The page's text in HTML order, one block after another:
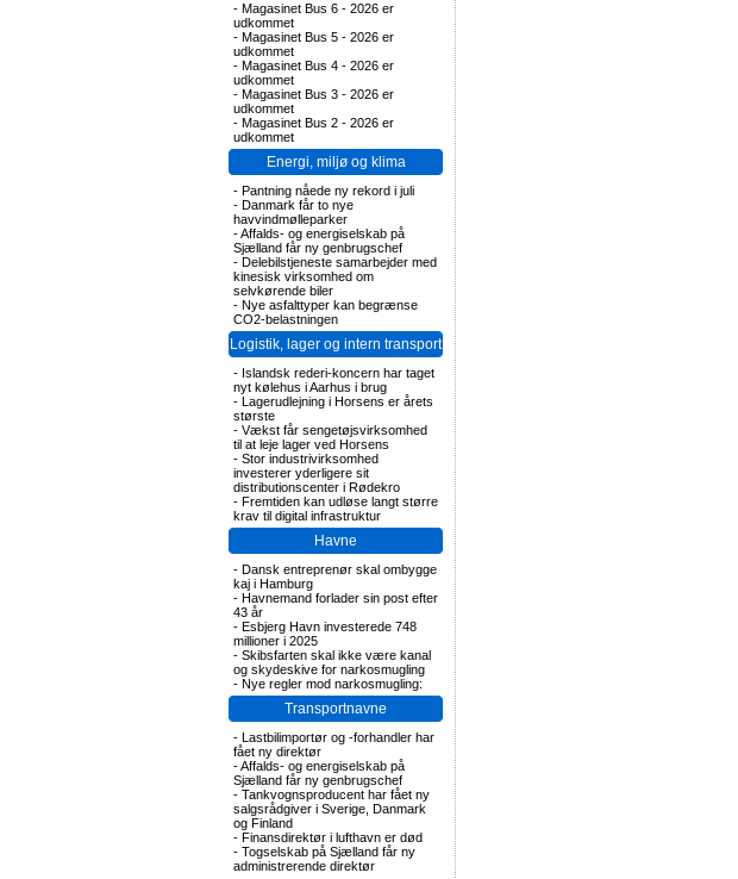
- Magasinet Bus 6 - 2026 er
udkommet
- Magasinet Bus 5 - 2026 er
udkommet
- Magasinet Bus 4 - 2026 er
udkommet
- Magasinet Bus 3 - 2026 er
udkommet
- Magasinet Bus 2 - 2026 er
udkommet
Energi, miljø og klima
- Pantning nåede ny rekord i juli
- Danmark får to nye
havvindmølleparker
-Affalds- og energiselskab på
Sjælland får ny genbrugschef
- Delebilstjeneste samarbejder med
kinesisk virksomhed om
selvkørende biler
- Nye asfalttyper kan begrænse
CO2-belastningen
Logistik, lager og intern transport
- Islandsk rederi-koncern har taget
nyt kølehus i Aarhus i brug
- Lagerudlejning i Horsens er årets
største
- Vækst får sengetøjsvirksomhed
til at leje lager ved Horsens
- Stor industrivirksomhed
investerer yderligere sit
distributionscenter i Rødekro
- Fremtiden kan udløse langt større
krav til digital infrastruktur
Havne
- Dansk entreprenør skal ombygge
kaj i Hamburg
- Havnemand forlader sin post efter
43 år
- Esbjerg Havn investerede 748
millioner i 2025
- Skibsfarten skal ikke være kanal
og skydeskive for narkosmugling
- Nye regler mod narkosmugling:
Transportnavne
- Lastbilimportør og -forhandler har
fået ny direktør
-Affalds- og energiselskab på
Sjælland får ny genbrugschef
- Tankvognsproducent har fået ny
salgsrådgiver i Sverige, Danmark
og Finland
- Finansdirektør i lufthavn er død
- Togselskab på Sjælland får ny
administrerende direktør